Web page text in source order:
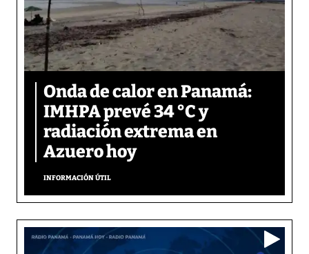
Onda de calor en Panamá:
IMHPA prevé 34 °C y
radiación extrema en
Azuero hoy
INFORMACIÓN ÚTIL